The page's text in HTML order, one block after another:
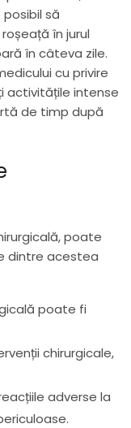
să
în jurul
în câteva zile.
cu privire
activitățile intense
de timp după
poate
dintre acestea
poate fi
chirurgicale,
adverse la